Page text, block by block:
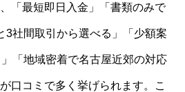
「最短即日入金」「書類のみで
3社間取引から選べる」「少額案
「地域密着で名古屋近郊の対応
口コミで多く挙げられます。こ